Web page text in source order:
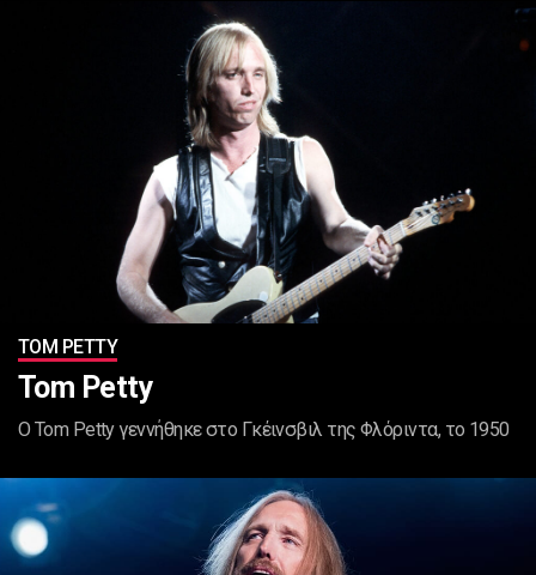
TOM PETTY
Tom Petty
Ο Tom Petty γεννήθηκε στο Γκέινσβιλ της Φλόριντα, το 1950